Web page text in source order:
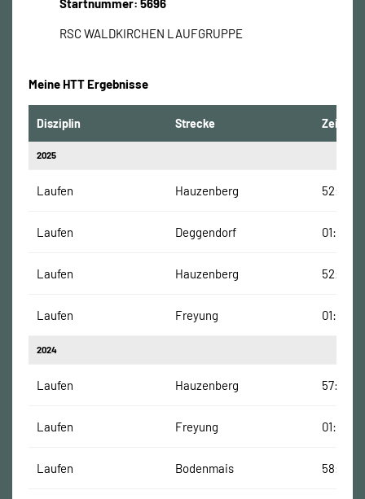
Startnummer: 5696
RSC WALDKIRCHEN LAUFGRUPPE
Meine HTT Ergebnisse
Disziplin Strecke Zeit
2025
Laufen Hauzenberg 52:20
Laufen Deggendorf
Laufen Hauzenberg 52:20
Laufen Freyung
2024
Laufen Hauzenberg 57:03
Laufen Freyung
Laufen Bodenmais 58:36